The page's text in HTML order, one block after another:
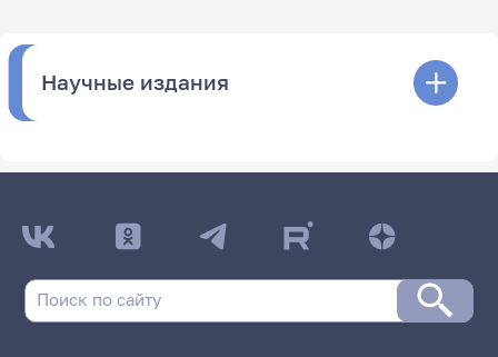
Научные издания